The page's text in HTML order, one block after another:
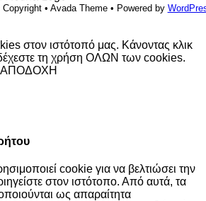
• Avada Theme • Powered by
στον ιστότοπό μας. Κάνοντας κλικ
τη χρήση ΟΛΩΝ των cookies.
ΑΠΟΔΟΧΗ
cookie για να βελτιώσει την
στον ιστότοπο. Από αυτά, τα
ως απαραίτητα